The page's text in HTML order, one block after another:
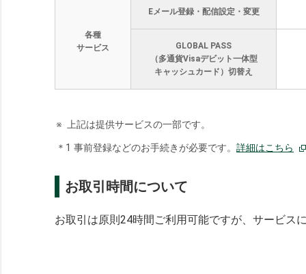
各種
サービス
Eメール登録・配信設定・変更
GLOBAL PASS
（多通貨Visaデビット一体型
キャッシュカード）切替え
※ 上記は提供サービスの一部です。
＊1 事前登録などのお手続きが必要です。 詳細はこちら
お取引時間について
お取引は原則24時間ご利用可能ですが、サービス